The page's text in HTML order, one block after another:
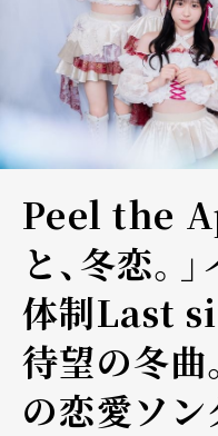
Peel the
と、冬恋。
体制Last
待望の冬曲
の恋愛ソン